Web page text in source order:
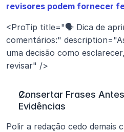
revisores podem fornecer
<ProTip title="🗣️ Dica de
comentários:"
uma decisão como
revisar" />
Consertar Frases
Evidências
Polir a redação cedo demais